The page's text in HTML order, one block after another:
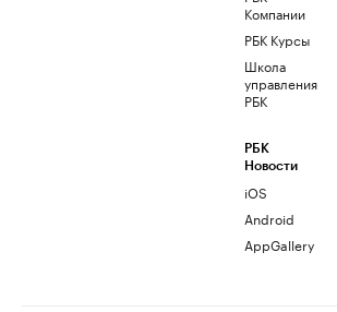
Компании
РБК Курсы
Школа
управления
РБК
РБК
Новости
iOS
Android
AppGallery